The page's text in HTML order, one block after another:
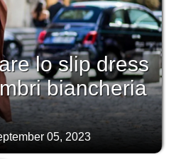
lo slip dress
biancheria
05, 2023